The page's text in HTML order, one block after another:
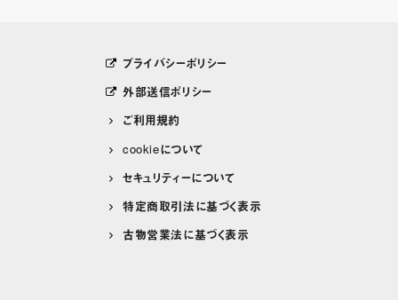
プライバシーポリシー
外部送信ポリシー
ご利用規約
cookieについて
セキュリティーについて
特定商取引法に基づく表示
古物営業法に基づく表示